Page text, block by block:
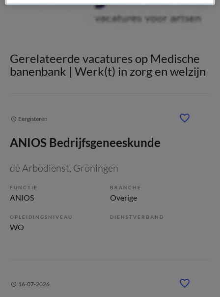
Gerelateerde vacatures op Medische
banenbank | Werk(t) in zorg en welzijn
Eergisteren
ANIOS Bedrijfsgeneeskunde
de Arbodienst, Groningen
FUNCTIE
ANIOS
BRANCHE
Overige
OPLEIDINGSNIVEAU
WO
DIENSTVERBAND
16-07-2026